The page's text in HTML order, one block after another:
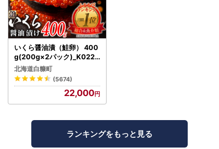
いくら醤油漬（鮭卵） 400
g(200g×2パック)_K022-
1676
北海道白糠町
(5674)
22,000
ランキングをもっと見る